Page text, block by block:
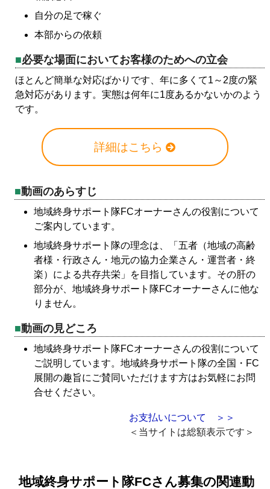
自分の足で稼ぐ
本部からの依頼
必要な場面においてお客様のためへの立会
ほとんど簡単な対応ばかりです、年に多くて1～2度の緊
急対応があります。実態は何年に1度あるかないかのよう
です。
詳細はこちら
動画のあらすじ
地域終身サポート隊FCオーナーさんの役割について
ご案内しています。
地域終身サポート隊の理念は、「五者（地域の高齢
者様・行政さん・地元の協力企業さん・運営者・終
楽）による共存共栄」を目指しています。その肝の
部分が、地域終身サポート隊FCオーナーさんに他な
りません。
動画の見どころ
地域終身サポート隊FCオーナーさんの役割について
ご説明しています。地域終身サポート隊の全国・FC
展開の趣旨にご賛同いただけます方はお気軽にお問
合せください。
お支払いについて ＞＞
＜当サイトは総額表示です＞
地域終身サポート隊FCさん募集の関連動